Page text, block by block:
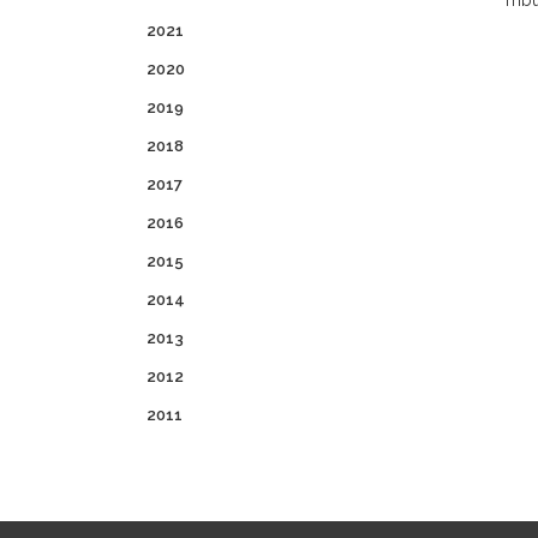
2021
2020
2019
2018
2017
2016
2015
2014
2013
2012
2011